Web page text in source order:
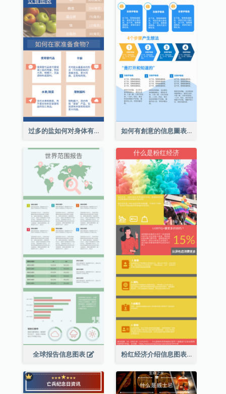
过多的盐如何对身体有害信息图表 如何有創意的信息圖表
全球报告信息图表 粉红经济介绍信息图表